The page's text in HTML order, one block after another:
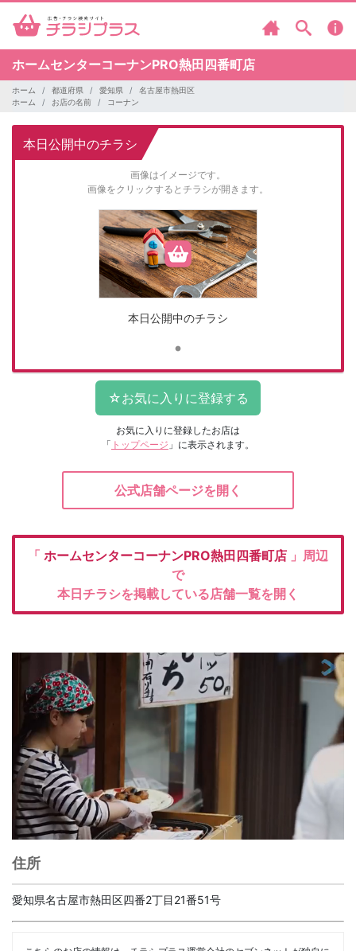
ホームセンターコーナンPRO熱田四番町店
ホーム 都道府県 愛知県
名古屋市熱田区
ホーム
お店の名前 コーナン
本日公開中のチラシ
画像はイメージです。
画像をクリックするとチラシが開きます。
本日公開中のチラシ
お気に入りに登録したお店は
「 トップページ 」に表示されます。
公式店舗ページを開く
「 ホームセンターコーナンPRO熱田四番町店 」周辺
で
本日チラシを掲載している店舗一覧を開く
住所
愛知県名古屋市熱田区四番2丁目21番51号